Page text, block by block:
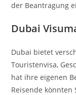
der Beantragung
Dubai
Dubai bietet
Touristenvisa,
hat ihre eigenen
Reisende könnten